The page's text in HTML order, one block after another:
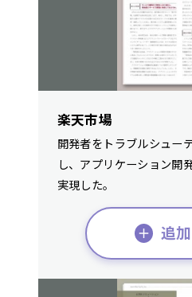
楽天市場
開発者をトラブルシュー
し、アプリケーション開
実現した。
追